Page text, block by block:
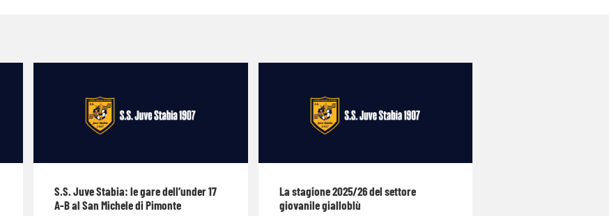
S.S. Juve Stabia: le gare dell’under 17
A-B al San Michele di Pimonte
La stagione 2025/26 del settore
giovanile gialloblù